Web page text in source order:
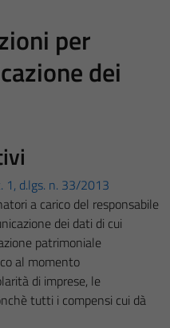
per
dei
1, d.lgs. n. 33/2013
a carico del responsabile
dei dati di cui
patrimoniale
al momento
di imprese, le
tutti i compensi cui dà